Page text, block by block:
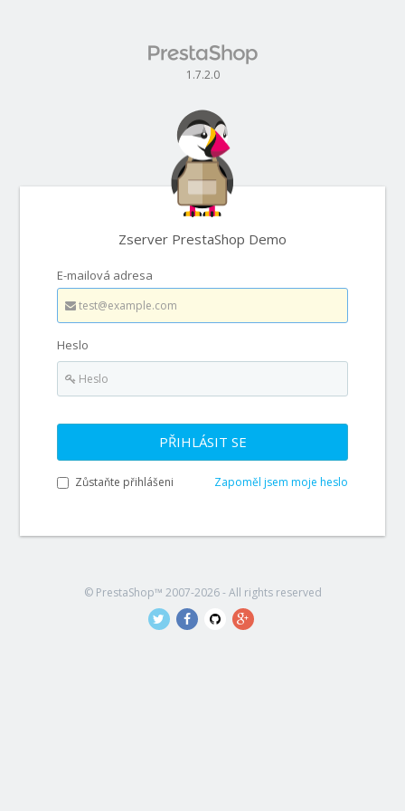
1.7.2.0
Zserver PrestaShop Demo
E-mailová adresa
Heslo
PŘIHLÁSIT SE
Zůstaňte přihlášeni Zapoměl jsem moje heslo
© PrestaShop™ 2007-2026 - All rights reserved